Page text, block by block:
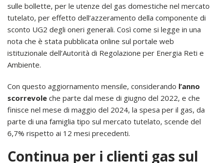
sulle bollette, per le utenze del gas domestiche nel mercato
tutelato, per effetto dell’azzeramento della componente di
sconto UG2 degli oneri generali. Così come si legge in una
nota che è stata pubblicata online sul portale web
istituzionale dell’Autorità di Regolazione per Energia Reti e
Ambiente.
Con questo aggiornamento mensile, considerando l’anno
scorrevole che parte dal mese di giugno del 2022, e che
finisce nel mese di maggio del 2024, la spesa per il gas, da
parte di una famiglia tipo sul mercato tutelato, scende del
6,7% rispetto ai 12 mesi precedenti.
Continua per i clienti gas sul